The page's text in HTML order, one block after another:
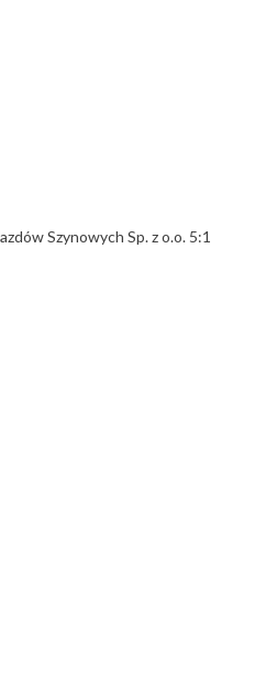
Szynowych Sp. z o.o. 5:1